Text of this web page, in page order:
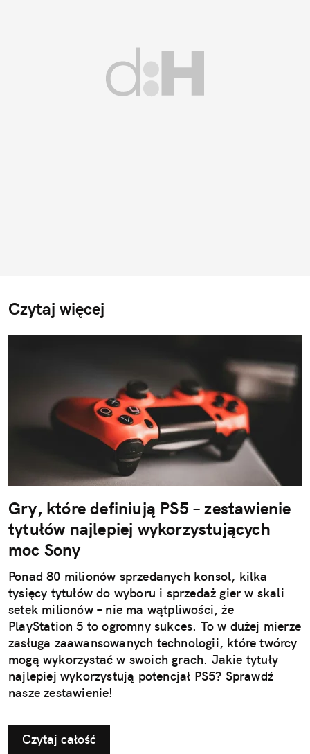
Czytaj więcej
Gry, które definiują PS5 – zestawienie
tytułów najlepiej wykorzystujących
moc Sony
Ponad 80 milionów sprzedanych konsol, kilka
tysięcy tytułów do wyboru i sprzedaż gier w skali
setek milionów – nie ma wątpliwości, że
PlayStation 5 to ogromny sukces. To w dużej mierze
zasługa zaawansowanych technologii, które twórcy
mogą wykorzystać w swoich grach. Jakie tytuły
najlepiej wykorzystują potencjał PS5? Sprawdź
nasze zestawienie!
Czytaj całość